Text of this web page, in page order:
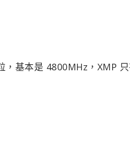
基本是 4800MHz，XMP